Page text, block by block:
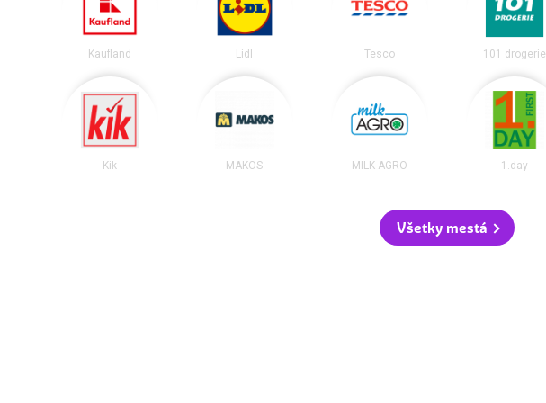
Kaufland Lidl Tesco 101 drogerie
Kik MAKOS MILK-AGRO 1.day
Všetky mestá